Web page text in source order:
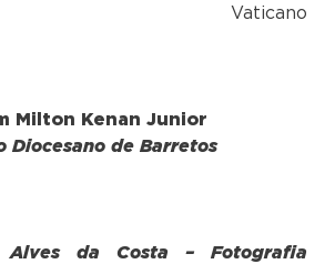
Vaticano
Milton Kenan Junior
Diocesano de Barretos
Alves da Costa – Fotografia